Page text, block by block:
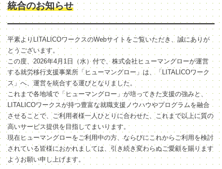
統合のお知らせ
平素よりLITALICOワークスのWebサイトをご覧いただき、誠にありが
とうございます。
この度、2026年4月1日（水）付で、株式会社ヒューマングローが運営
する就労移行支援事業所「ヒューマングロー」は、「LITALICOワーク
ス」へ、運営を統合する運びとなりました。
これまで各地域で「ヒューマングロー」が培ってきた支援の強みと、
LITALICOワークスが持つ豊富な就職支援ノウハウやプログラムを融合
させることで、ご利用者様一人ひとりに合わせた、これまで以上に質の
高いサービス提供を目指してまいります。
現在ヒューマングローをご利用中の方、ならびにこれからご利用を検討
されている皆様におかれましては、引き続き変わらぬご愛顧を賜ります
ようお願い申し上げます。